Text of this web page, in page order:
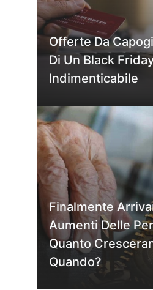
Offerte Da
Di Un Black
Indimenticabile
Finalmente
Aumenti Delle
Quanto
Quando?